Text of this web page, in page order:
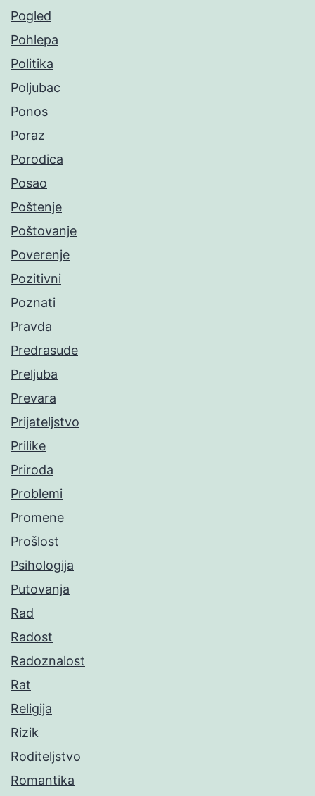
Pogled
Pohlepa
Politika
Poljubac
Ponos
Poraz
Porodica
Posao
Poštenje
Poštovanje
Poverenje
Pozitivni
Poznati
Pravda
Predrasude
Preljuba
Prevara
Prijateljstvo
Prilike
Priroda
Problemi
Promene
Prošlost
Psihologija
Putovanja
Rad
Radost
Radoznalost
Rat
Religija
Rizik
Roditeljstvo
Romantika